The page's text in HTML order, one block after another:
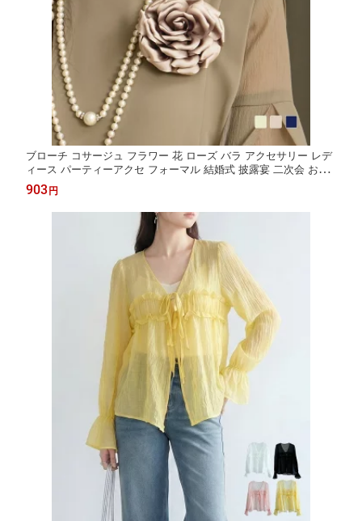
ブローチ コサージュ フラワー 花 ローズ バラ アクセサリー レデ
ィース パーティーアクセ フォーマル 結婚式 披露宴 二次会 お呼
ばれ 入学式 卒業式 卒園式 入園式 ママスーツ パーティー
903円